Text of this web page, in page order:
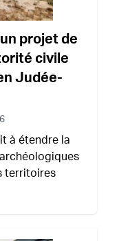
projet de
civile
Judée-
à étendre la
territoires